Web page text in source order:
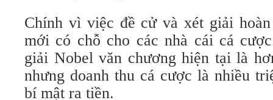
Chính vì việc đề cử và xét giải
mới có chỗ cho các nhà cái cá
giải Nobel văn chương hiện tại là
nhưng doanh thu cá cược là nhiều
bí mật ra tiền.